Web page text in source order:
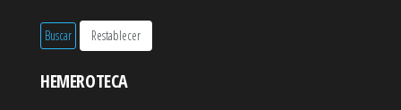
HEMEROTECA